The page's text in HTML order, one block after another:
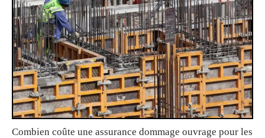
Combien coûte une assurance dommage ouvrage pour les